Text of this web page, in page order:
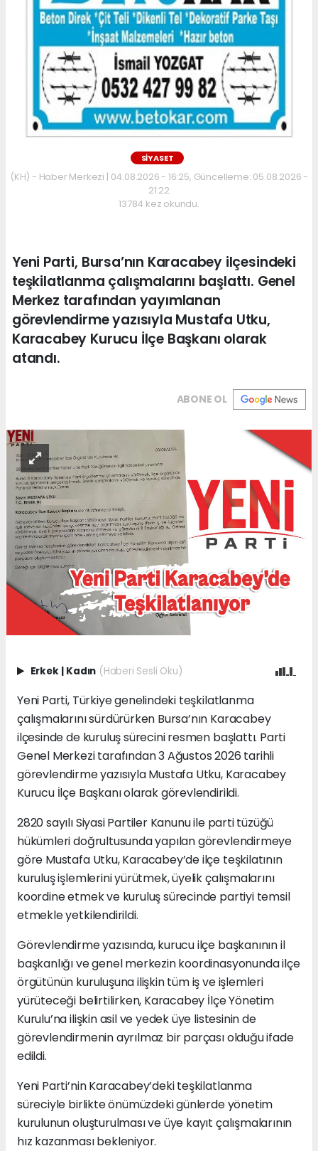
SİYASET
(KH) - Haber Merkezi | 04.08.2026 - 16:25, Güncelleme: 05.08.2026 -
21:22
13784 kez okundu.
Yeni Parti, Bursa’nın Karacabey ilçesindeki
teşkilatlanma çalışmalarını başlattı. Genel
Merkez tarafından yayımlanan
görevlendirme yazısıyla Mustafa Utku,
Karacabey Kurucu İlçe Başkanı olarak
atandı.
ABONE OL
Erkek Kadın (Haberi Sesli Oku)
Yeni Parti, Türkiye genelindeki teşkilatlanma
çalışmalarını sürdürürken Bursa’nın Karacabey
ilçesinde de kuruluş sürecini resmen başlattı. Parti
Genel Merkezi tarafından 3 Ağustos 2026 tarihli
görevlendirme yazısıyla Mustafa Utku, Karacabey
Kurucu İlçe Başkanı olarak görevlendirildi.
2820 sayılı Siyasi Partiler Kanunu ile parti tüzüğü
hükümleri doğrultusunda yapılan görevlendirmeye
göre Mustafa Utku, Karacabey’de ilçe teşkilatının
kuruluş işlemlerini yürütmek, üyelik çalışmalarını
koordine etmek ve kuruluş sürecinde partiyi temsil
etmekle yetkilendirildi.
Görevlendirme yazısında, kurucu ilçe başkanının il
başkanlığı ve genel merkezin koordinasyonunda ilçe
örgütünün kuruluşuna ilişkin tüm iş ve işlemleri
yürüteceği belirtilirken, Karacabey İlçe Yönetim
Kurulu’na ilişkin asil ve yedek üye listesinin de
görevlendirmenin ayrılmaz bir parçası olduğu ifade
edildi.
Yeni Parti’nin Karacabey’deki teşkilatlanma
süreciyle birlikte önümüzdeki günlerde yönetim
kurulunun oluşturulması ve üye kayıt çalışmalarının
hız kazanması bekleniyor.